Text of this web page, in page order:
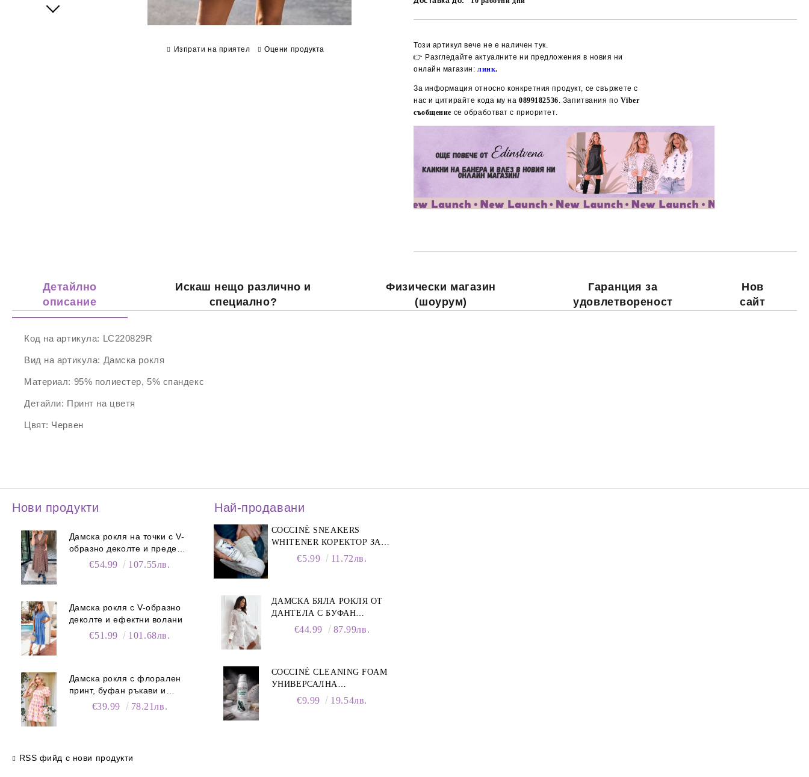
Този артикул вече не е наличен тук.
👉 Разгледайте актуалните ни предложения в новия ни
онлайн магазин: линк.
За информация относно конкретния продукт, се свържете с
нас и цитирайте кода му на0899182536 . Запитвания по Viber
съобщение се обработват с приоритет.
Изпрати на приятел Оцени продукта
Детайлно
описание
Искаш нещо различно и
специално?
Физически магазин
(шоурум)
Гаранция за
удовлетвореност
Нов
сайт
Код на артикула: LC220829R
Вид на артикула: Дамска рокля
Материал: 95% полиестер, 5% спандекс
Детайли: Принт на цветя
Цвят: Червен
Нови продукти
Дамска рокля на точки с V-
образно деколте и преден
€54.99 107.55лв.
Дамска рокля с V-образно
деколте и ефектни волани
€51.99 101.68лв.
Дамска рокля с флорален
принт, буфан ръкави и
джобове€39.99 78.21лв.
RSS фийд с нови продукти
Най-продавани
COCCINÈ SNEAKERS
WHITENER КОРЕКТОР ЗА
БЕЛИ МАРАТОНКИ, 75 ML
€5.99 11.72лв.
ДАМСКА БЯЛА РОКЛЯ ОТ
ДАНТЕЛА С БУФАН
РЪКАВИ И ЯКА
€44.99 87.99лв.
COCCINÉ CLEANING FOAM
УНИВЕРСАЛНА
ПОЧИСТВАЩА ПЯНА ЗА
€9.99 19.54лв.